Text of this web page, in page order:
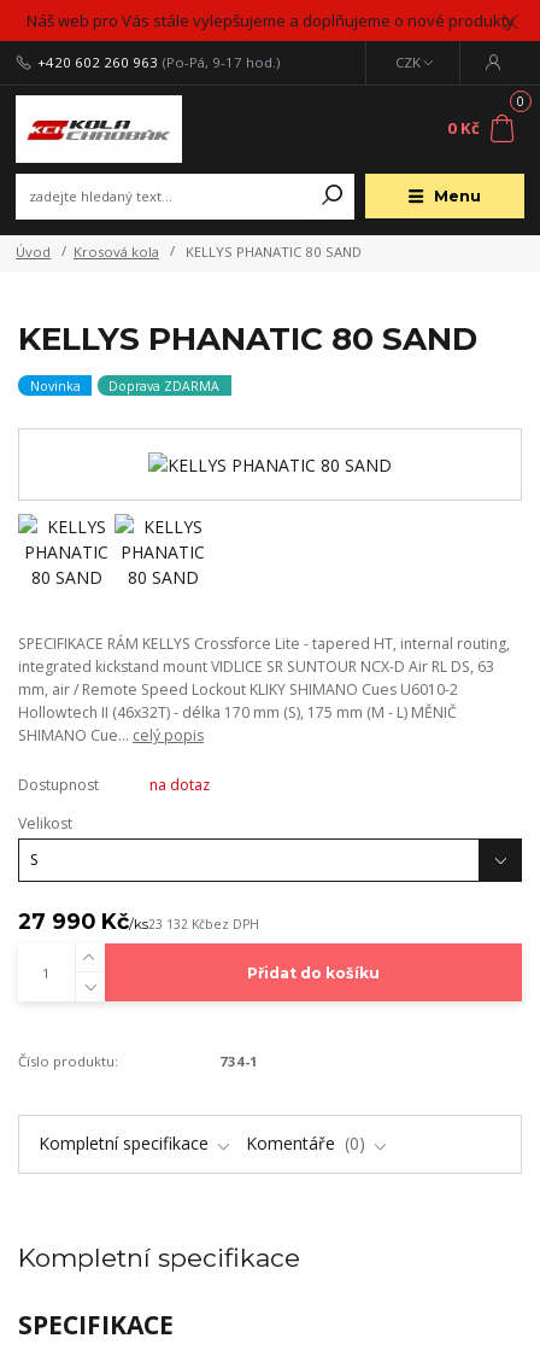
Náš web pro Vás stále vylepšujeme a doplňujeme o nové produkty
Menu
CZK
+420 602 260 963 (Po-Pá, 9-17 hod.)
0
0 Kč
Úvod Krosová kola KELLYS PHANATIC 80 SAND
KELLYS PHANATIC 80 SAND
Novinka Doprava ZDARMA
SPECIFIKACE RÁM KELLYS Crossforce Lite - tapered HT, internal routing,
integrated kickstand mount VIDLICE SR SUNTOUR NCX-D Air RL DS, 63
mm, air / Remote Speed Lockout KLIKY SHIMANO Cues U6010-2
Hollowtech II (46x32T) - délka 170 mm (S), 175 mm (M - L) MĚNIČ
SHIMANO Cue... celý popis
Dostupnost
na dotaz
Velikost
27 990 Kč/ks23 132 Kčbez DPH
Přidat do košíku
Číslo produktu: 734-1
Kompletní specifikace Komentáře 0
Kompletní specifikace
SPECIFIKACE